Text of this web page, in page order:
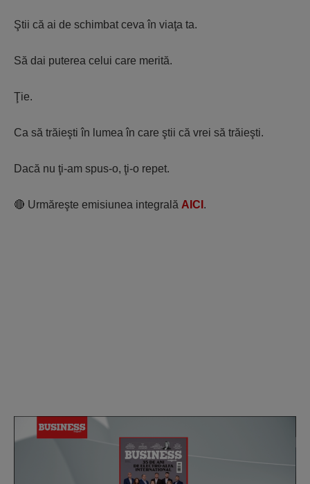
Ştii că ai de schimbat ceva în viaţa ta.
Să dai puterea celui care merită.
Ţie.
Ca să trăieşti în lumea în care ştii că vrei să trăieşti.
Dacă nu ţi-am spus-o, ţi-o repet.
🔴 Urmăreşte emisiunea integrală AICI .